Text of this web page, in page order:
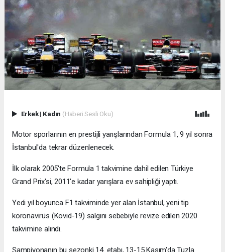
Erkek| Kadın (Haberi Sesli Oku)
Motor sporlarının en prestijli yarışlarından Formula 1, 9 yıl sonra
İstanbul'da tekrar düzenlenecek.
İlk olarak 2005'te Formula 1 takvimine dahil edilen Türkiye
Grand Prix'si, 2011'e kadar yarışlara ev sahipliği yaptı.
Yedi yıl boyunca F1 takviminde yer alan İstanbul, yeni tip
koronavirüs (Kovid-19) salgını sebebiyle revize edilen 2020
takvimine alındı.
Şampiyonanın bu sezonki 14. etabı, 13-15 Kasım'da Tuzla